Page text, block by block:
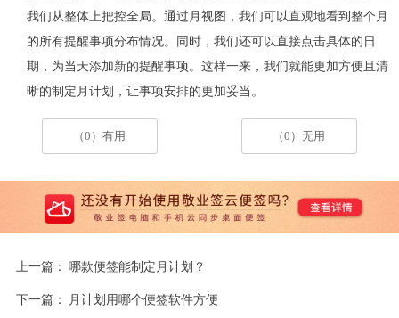
我们从整体上把控全局。通过月视图，我们可以直观地看到整个月
的所有提醒事项分布情况。同时，我们还可以直接点击具体的日
期，为当天添加新的提醒事项。这样一来，我们就能更加方便且清
晰的制定月计划，让事项安排的更加妥当。
（0）有用 （0）无用
上一篇： 哪款便签能制定月计划？
下一篇： 月计划用哪个便签软件方便